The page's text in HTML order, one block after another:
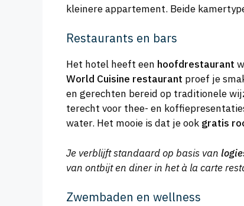
kleinere appartement. Beide
Restaurants en bars
Het hotel heeft een hoofdrestaurant
World Cuisine restaurant proef je
en gerechten bereid op traditionele
terecht voor thee- en
water. Het mooie is dat je ook gratis
Je verblijft standaard op basis van
van ontbijt en diner in het à la carte
Zwembaden en wellness